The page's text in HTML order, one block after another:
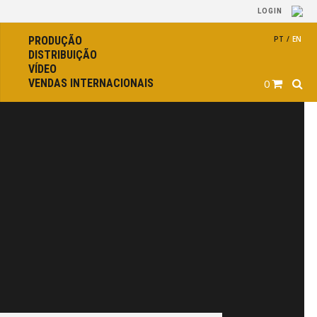
LOGIN
PRODUÇÃO
DISTRIBUIÇÃO
VÍDEO
VENDAS INTERNACIONAIS
PT / EN
0